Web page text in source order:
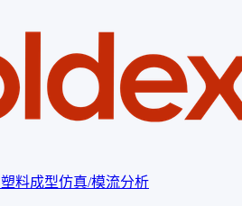
塑料成型仿真/模流分析